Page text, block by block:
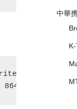
Drive
C:10MB
中華